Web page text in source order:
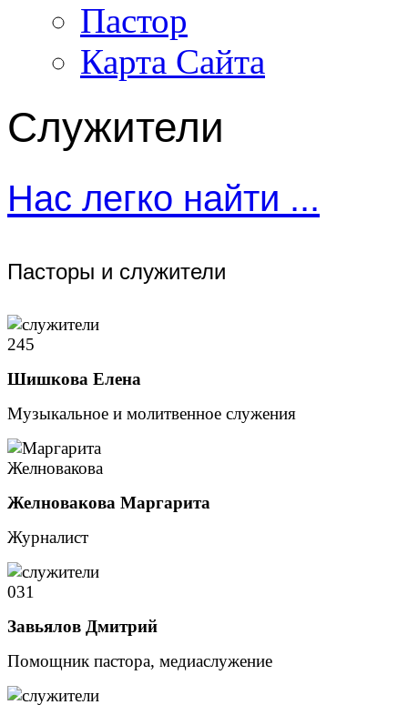
Пастор
Карта Сайта
Служители
Нас легко найти ...
Пасторы и служители
Шишкова Елена
Музыкальное и молитвенное служения
Желновакова Маргарита
Журналист
Завьялов Дмитрий
Помощник пастора, медиаслужение